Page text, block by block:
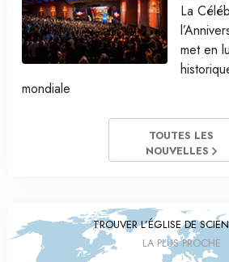
La
met en
mondiale
TOUTES LES
NOUVELLES
TROUVER L’ÉGLISE DE
LA PLUS PROCHE